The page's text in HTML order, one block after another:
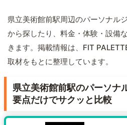
県立美術館前駅周辺のパーソナル
から探したり、料金・体験・設備
きます。掲載情報は、FIT
取材をもとに整理しています。
県立美術館前駅のパーソナ
要点だけでサクッと比較